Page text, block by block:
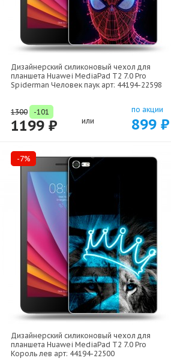
Дизайнерский силиконовый чехол для
планшета Huawei MediaPad T2 7.0 Pro
Spiderman Человек паук арт: 44194-22598
1300 -101
1199 ₽ или
по акции
899 ₽
-7%
Дизайнерский силиконовый чехол для
планшета Huawei MediaPad T2 7.0 Pro
Король лев арт: 44194-22500